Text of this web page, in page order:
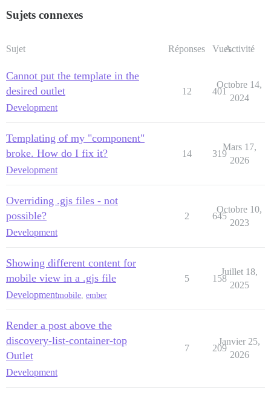
Sujets connexes
Sujet Réponses VuesActivité
Cannot put the template in the
desired outlet
Development
12 401
Octobre 14,
2024
Templating of my "component"
broke. How do I fix it?
Development
14 319
Mars 17,
2026
Overriding .gjs files - not
possible?
Development
2 645
Octobre 10,
2023
Showing different content for
mobile view in a .gjs file
Developmentmobile ember
5 158
Juillet 18,
2025
Render a post above the
discovery-list-container-top
Outlet
Development
7 209
Janvier 25,
2026